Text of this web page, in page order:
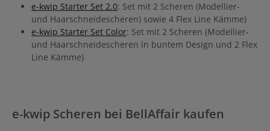
e-kwip Starter Set 2.0: Set mit 2 Scheren (Modellier-
und Haarschneidescheren) sowie 4 Flex Line Kämme)
e-kwip Starter Set Color: Set mit 2 Scheren (Modellier-
und Haarschneidescheren in buntem Design und 2 Flex
Line Kämme)
e-kwip Scheren bei BellAffair kaufen